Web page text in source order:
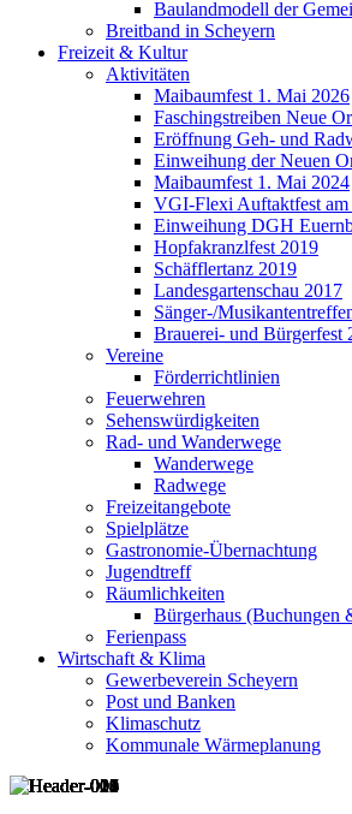
Baulandmodell der
Breitband in Scheyern
Freizeit & Kultur
Aktivitäten
Maibaumfest 1. Mai 2026
Faschingstreiben Neue
Eröffnung Geh- und
Einweihung der Neuen
Maibaumfest 1. Mai 2024
VGI-Flexi Auftaktfest am
Einweihung DGH
Hopfakranzlfest 2019
Schäfflertanz 2019
Landesgartenschau 2017
Sänger-/
Brauerei- und Bürgerfest
Vereine
Förderrichtlinien
Feuerwehren
Sehenswürdigkeiten
Rad- und Wanderwege
Wanderwege
Radwege
Freizeitangebote
Spielplätze
Gastronomie-Übernachtung
Jugendtreff
Räumlichkeiten
Bürgerhaus (Buchungen
Ferienpass
Wirtschaft & Klima
Gewerbeverein Scheyern
Post und Banken
Klimaschutz
Kommunale Wärmeplanung